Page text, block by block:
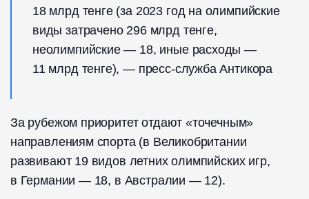
18 млрд тенге (за 2023 год на олимпийские
виды затрачено 296 млрд тенге,
неолимпийские — 18, иные расходы —
11 млрд тенге), — пресс-служба Антикора
За рубежом приоритет отдают «точечным»
направлениям спорта (в Великобритании
развивают 19 видов летних олимпийских игр,
в Германии — 18, в Австралии — 12).